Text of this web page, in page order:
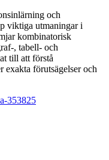
och
viktiga utmaningar i
kombinatorisk
, tabell- och
till att förstå
exakta förutsägelser och
353825